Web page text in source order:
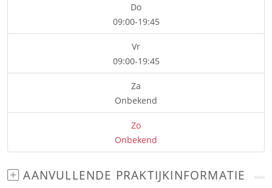
Do
09:00-19:45
Vr
09:00-19:45
Za
Onbekend
Zo
Onbekend
AANVULLENDE PRAKTIJKINFORMATIE